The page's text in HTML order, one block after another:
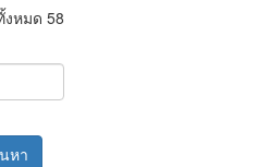
งหมด 58
หา